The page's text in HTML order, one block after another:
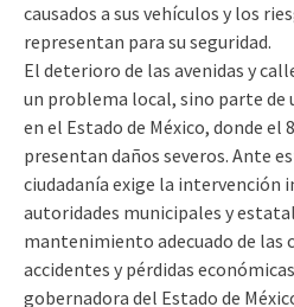
causados a sus vehículos y los
representan para su seguridad.
El deterioro de las avenidas y
un problema local, sino parte de
en el Estado de México, donde el
presentan daños severos. Ante
ciudadanía exige la intervención
autoridades municipales y
mantenimiento adecuado de las
accidentes y pérdidas
gobernadora del Estado de